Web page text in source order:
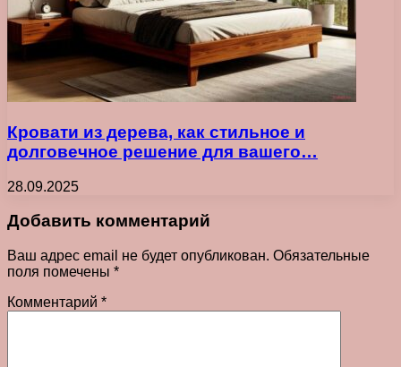
Кровати из дерева, как стильное и
долговечное решение для вашего…
28.09.2025
Добавить комментарий
Ваш адрес email не будет опубликован. Обязательные
поля помечены *
Комментарий *